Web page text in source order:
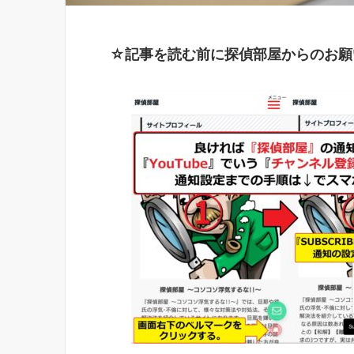
☆記事を読む前に探偵部屋からのお